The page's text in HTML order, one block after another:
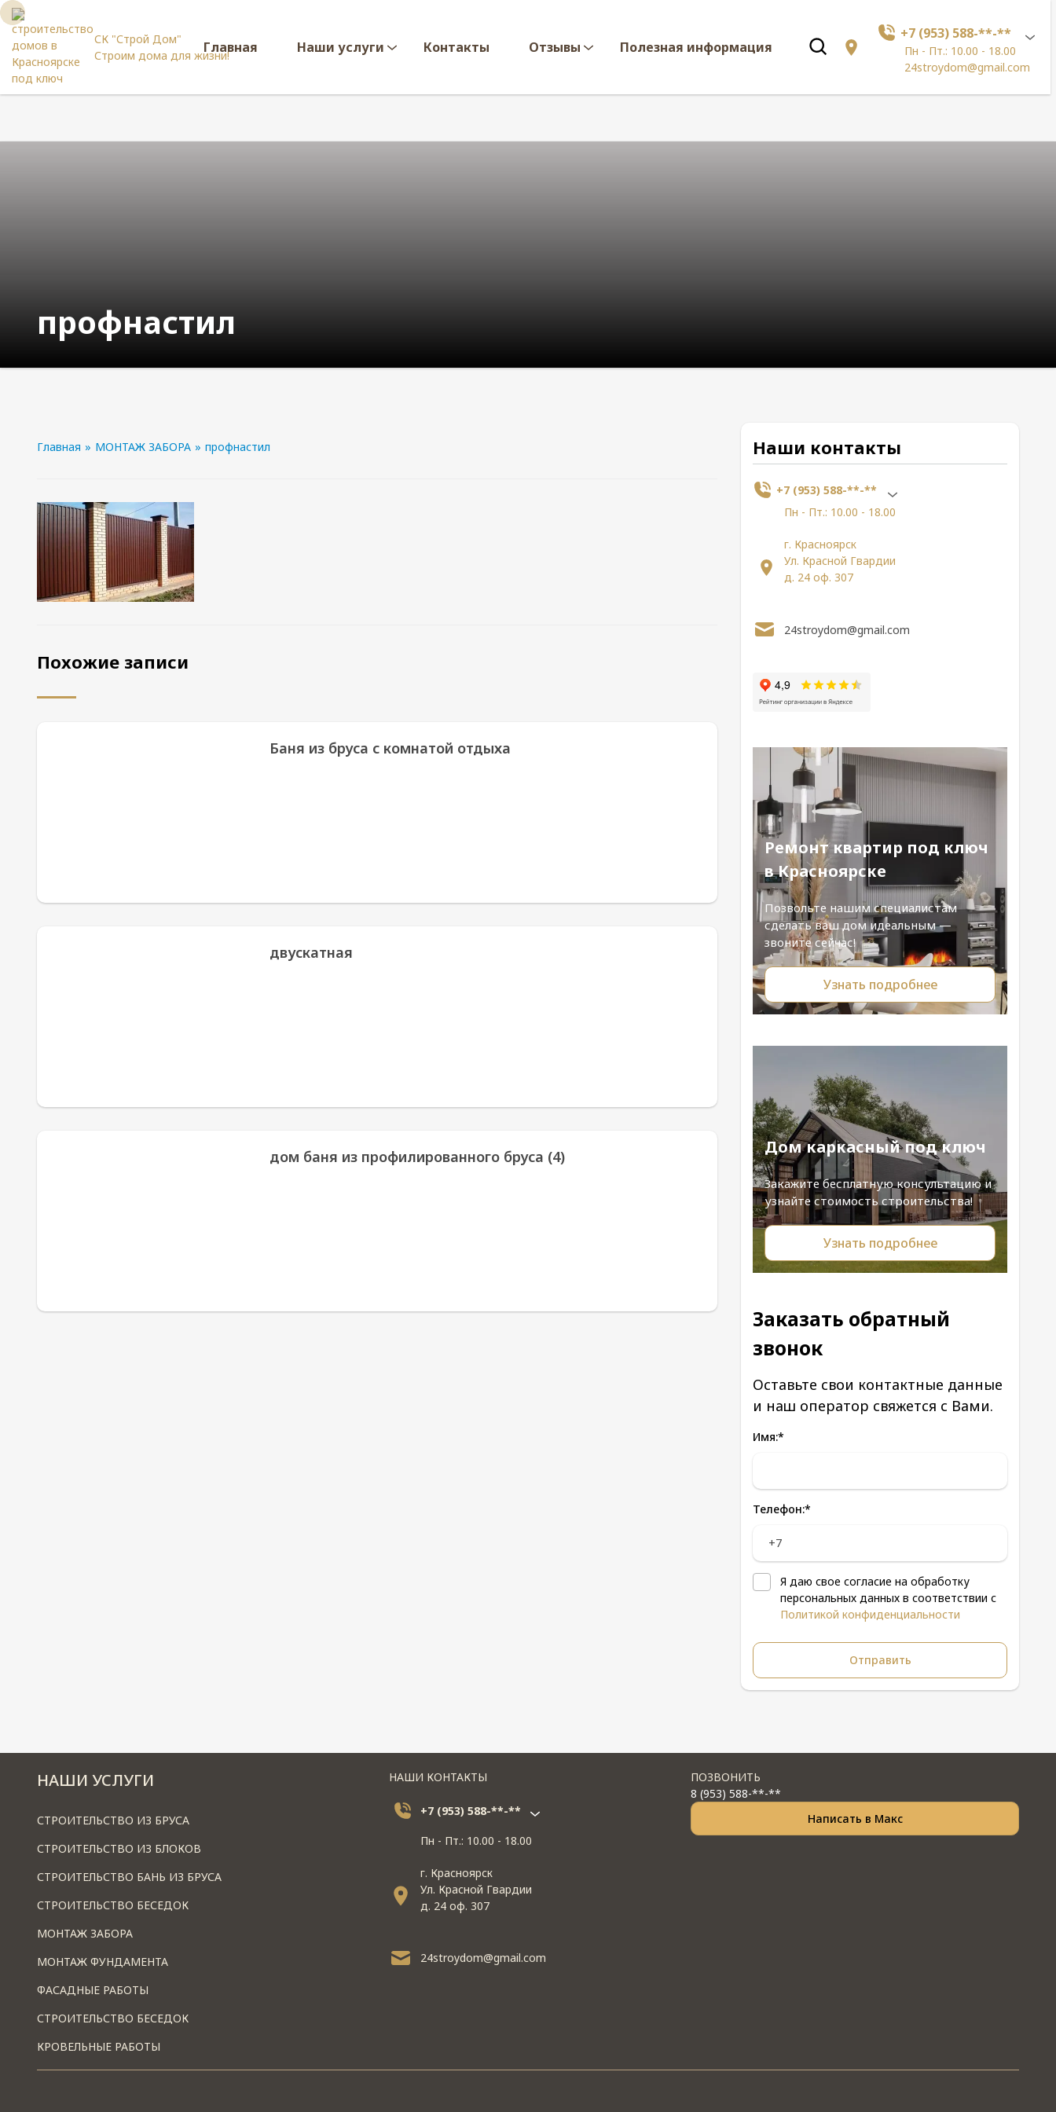
СК "Строй Дом"
Строим дома для жизни!Главная Наши услуги Контакты Отзывы Полезная информация
+7 (953) 588-**-**
Пн - Пт.: 10.00 - 18.00
24stroydom@gmail.com
профнастил
Главная » МОНТАЖ ЗАБОРА » профнастил
Похожие записи
Баня из бруса с комнатой отдыха
двускатная
дом баня из профилированного бруса (4)
Наши контакты
+7 (953) 588-**-**
Пн - Пт.: 10.00 - 18.00
г. Красноярск
Ул. Красной Гвардии
д. 24 оф. 307
24stroydom@gmail.com
Ремонт квартир под ключ
в Красноярске
Позвольте нашим специалистам
сделать ваш дом идеальным —
звоните сейчас!
Узнать подробнее
Дом каркасный под ключ
Закажите бесплатную консультацию и
узнайте стоимость строительства!
Узнать подробнее
Заказать обратный
звонок
Оставьте свои контактные данные
и наш оператор свяжется с Вами.
Имя:*
Телефон:*
Я даю свое согласие на обработку
персональных данных в соответствии с
Политикой конфиденциальности
НАШИ УСЛУГИ
СТРОИТЕЛЬСТВО ИЗ БРУСА
СТРОИТЕЛЬСТВО ИЗ БЛОКОВ
СТРОИТЕЛЬСТВО БАНЬ ИЗ БРУСА
СТРОИТЕЛЬСТВО БЕСЕДОК
МОНТАЖ ЗАБОРА
МОНТАЖ ФУНДАМЕНТА
ФАСАДНЫЕ РАБОТЫ
СТРОИТЕЛЬСТВО БЕСЕДОК
КРОВЕЛЬНЫЕ РАБОТЫ
НАШИ КОНТАКТЫ
+7 (953) 588-**-**
Пн - Пт.: 10.00 - 18.00
г. Красноярск
Ул. Красной Гвардии
д. 24 оф. 307
24stroydom@gmail.com
ПОЗВОНИТЬ
8 (953) 588-**-**
Написать в Макс